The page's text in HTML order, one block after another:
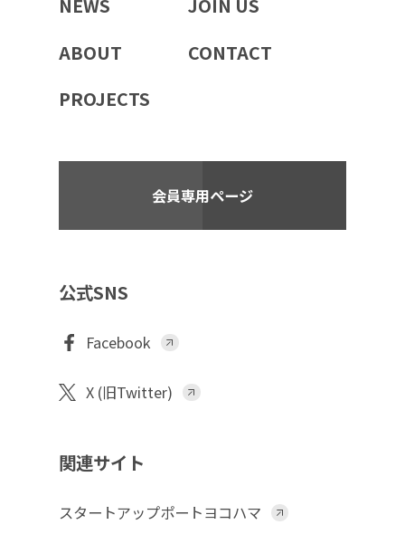
NEWS
ABOUT
PROJECTS
JOIN US
CONTACT
会員専用ページ
公式SNS
Facebook
X (旧Twitter)
関連サイト
スタートアップポートヨコハマ